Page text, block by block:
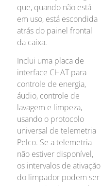
que, quando não está
em uso, está escondida
atrás do painel frontal
da caixa.
Inclui uma placa de
interface CHAT para
controle de energia,
áudio, controle de
lavagem e limpeza,
usando o protocolo
universal de telemetria
Pelco. Se a telemetria
não estiver disponível,
os intervalos de ativação
do limpador podem ser